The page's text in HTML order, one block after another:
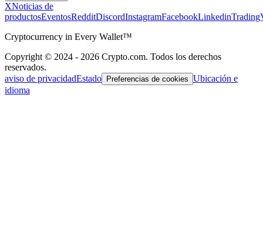
XNoticias de
productosEventosRedditDiscordInstagramFacebookLinkedin
Cryptocurrency in Every Wallet™
Copyright © 2024 - 2026 Crypto.com. Todos los derechos
reservados.
aviso de privacidadEstado Preferencias de cookies Ubicación e
idioma